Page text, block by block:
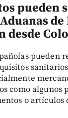
pueden
de
desde
pueden
como algunos
o artículos